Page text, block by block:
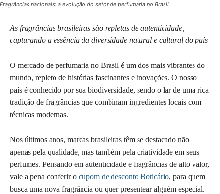
Fragrâncias nacionais: a evolução do setor de perfumaria no Brasil
As fragrâncias brasileiras são repletas de autenticidade,
capturando a essência da diversidade natural e cultural do país
O mercado de perfumaria no Brasil é um dos mais vibrantes do
mundo, repleto de histórias fascinantes e inovações. O nosso
país é conhecido por sua biodiversidade, sendo o lar de uma rica
tradição de fragrâncias que combinam ingredientes locais com
técnicas modernas.
Nos últimos anos, marcas brasileiras têm se destacado não
apenas pela qualidade, mas também pela criatividade em seus
perfumes. Pensando em autenticidade e fragrâncias de alto valor,
vale a pena conferir o cupom de desconto Boticário, para quem
busca uma nova fragrância ou quer presentear alguém especial.